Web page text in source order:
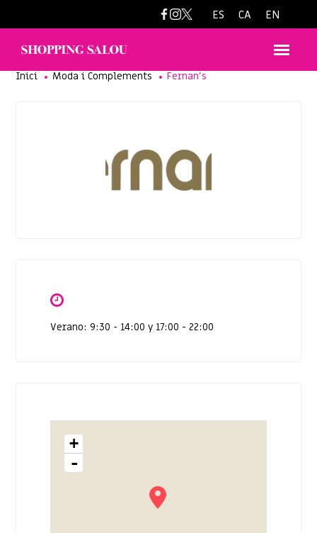
ES CA EN
Inici Moda i Complements Fernan’s
Verano: 9:30 - 14:00 y 17:00 - 22:00
+
-